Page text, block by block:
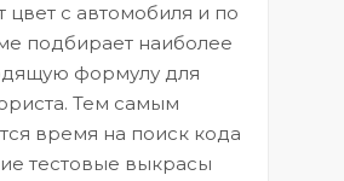
цвет с автомобиля и по
подбирает наиболее
формулу для
Тем самым
время на поиск кода
тестовые выкрасы